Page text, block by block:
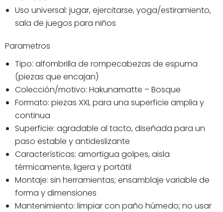
Uso universal: jugar, ejercitarse, yoga/estiramiento,
sala de juegos para niños
Parametros
Tipo: alfombrilla de rompecabezas de espuma
(piezas que encajan)
Colección/motivo: Hakunamatte – Bosque
Formato: piezas XXL para una superficie amplia y
continua
Superficie: agradable al tacto, diseñada para un
paso estable y antideslizante
Características: amortigua golpes, aisla
térmicamente, ligera y portátil
Montaje: sin herramientas; ensamblaje variable de
forma y dimensiones
Mantenimiento: limpiar con paño húmedo; no usar